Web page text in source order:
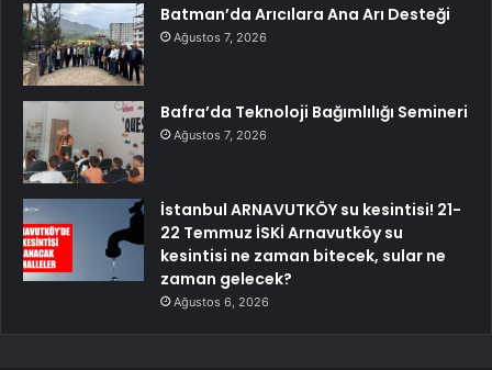
Batman’da Arıcılara Ana Arı Desteği
Ağustos 7, 2026
Bafra’da Teknoloji Bağımlılığı Semineri
Ağustos 7, 2026
İstanbul ARNAVUTKÖY su kesintisi! 21-
22 Temmuz İSKİ Arnavutköy su
kesintisi ne zaman bitecek, sular ne
zaman gelecek?
Ağustos 6, 2026